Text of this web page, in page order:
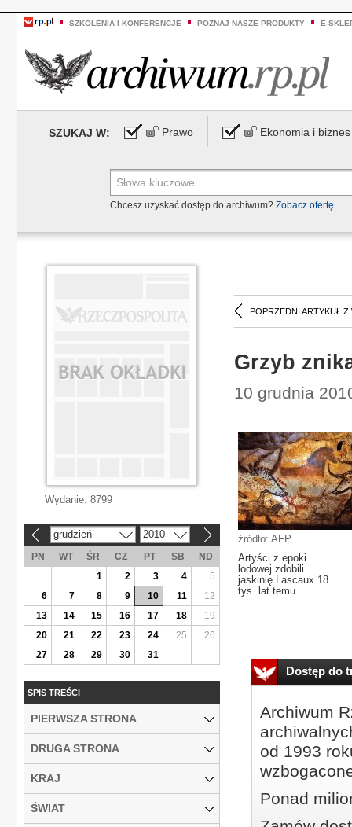
SZKOLENIA I KONFERENCJE POZNAJ NASZE PRODUKTY E-
SZUKAJ W: Prawo Ekonomia i biznes
Chcesz uzyskać dostęp do archiwum? Zobacz ofertę
POPRZEDNI ARTYKUŁ Z
Grzyb
10 grudnia
źródło: AFP
Artyści z epoki
lodowej zdobili
jaskinię Lascaux 18
tys. lat temu
Dostęp do
Archiwum
od 1993
Ponad
Wydanie: 8799
grudzień 2010
PN WT ŚR CZ PT SB
ND
1
2 3 4
5
6
7 8 9 10 11
12
13
14 15 16 17 18
19
20
21 22 23 24 25
26
27
28 29 30 31
SPIS TREŚCI
PIERWSZA STRONA
DRUGA STRONA
KRAJ
ŚWIAT